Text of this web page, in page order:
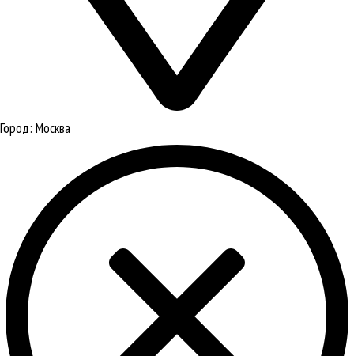
Город: Москва